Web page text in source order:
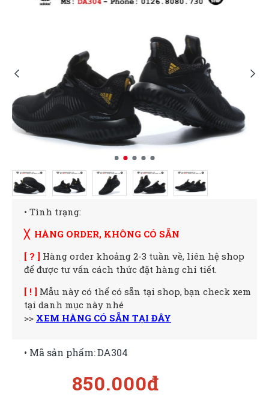
• Tình trạng:
╳ HÀNG ORDER, KHÔNG CÓ SẴN
[ ? ] Hàng order khoảng 2-3 tuần về, liên hệ shop
để được tư vấn cách thức đặt hàng chi tiết.
[ ! ] Mẫu này có thể có sẵn tại shop, bạn check xem
tại danh mục này nhé
>> XEM HÀNG CÓ SẴN TẠI ĐÂY
850.000đ
• Mã sản phẩm:DA304